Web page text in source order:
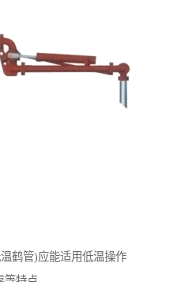
鹤管)应能适用低温操作